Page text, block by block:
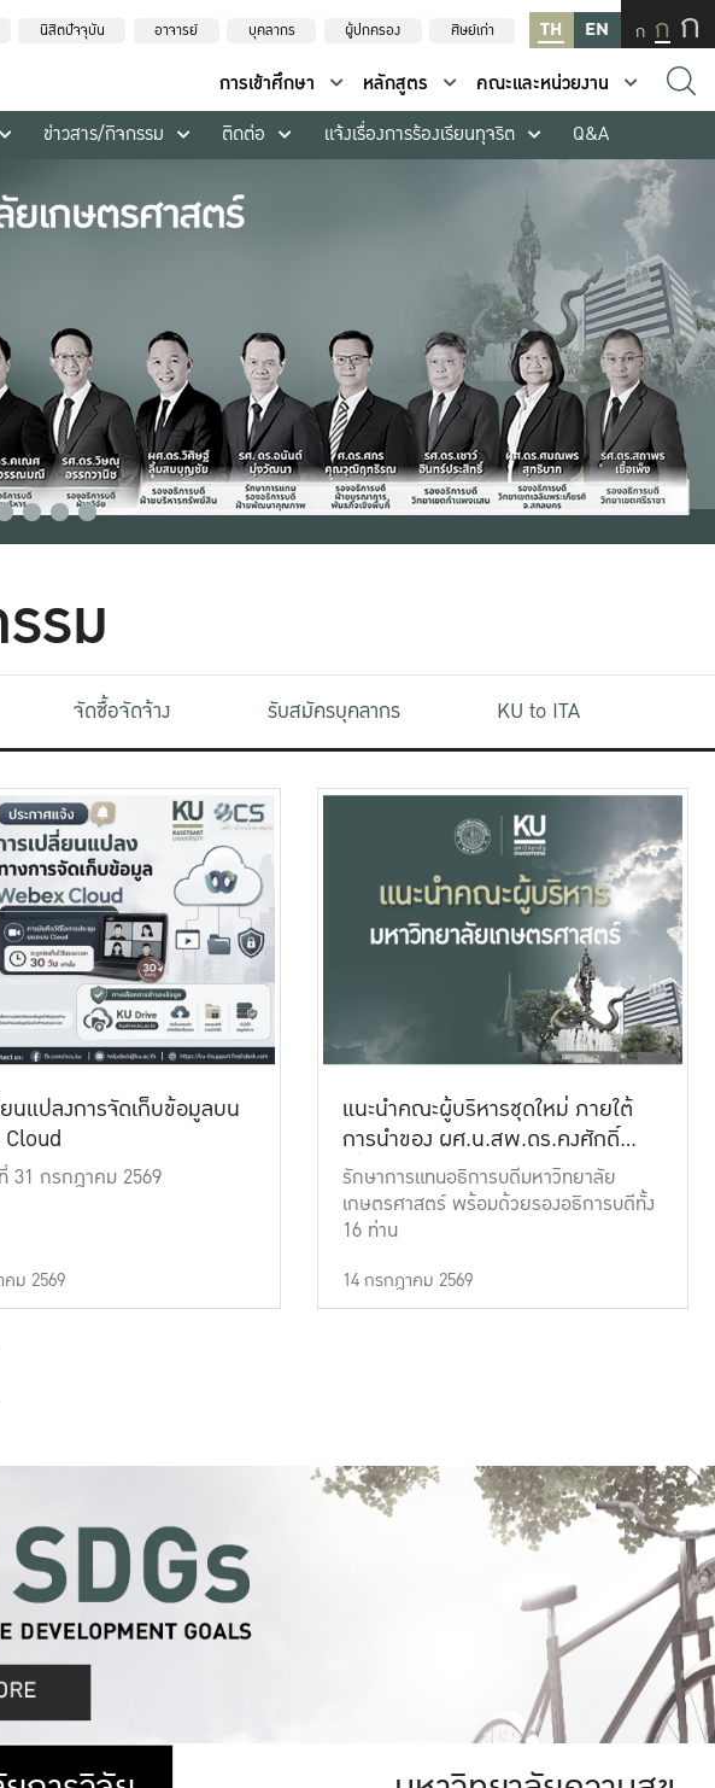
นิสิตปัจจุบัน อาจารย์ บุคลากร ผู้ปกครอง ศิษย์เก่า TH EN ก ก ก
การเข้าศึกษา หลักสูตร
คณะและหน่วยงาน
ข่าวสาร/กิจกรรม ติดต่อ แจ้งเรื่องการร้องเรียนทุจริต Q&A
รม
จัดซื้อจัดจ้าง รับสมัครบุคลากร KU to ITA
นแปลงการจัดเก็บข้อมูลบน
31 กรกฎาคม 2569
ม 2569
แนะนำคณะผู้บริหารชุดใหม่ ภายใต้
การนำของ ผศ.น.สพ.ดร.คงศักดิ์
เที่ยงธรรม
รักษาการแทนอธิการบดีมหาวิทยาลัย
เกษตรศาสตร์ พร้อมด้วยรองอธิการบดีทั้ง
16 ท่าน
14 กรกฎาคม 2569